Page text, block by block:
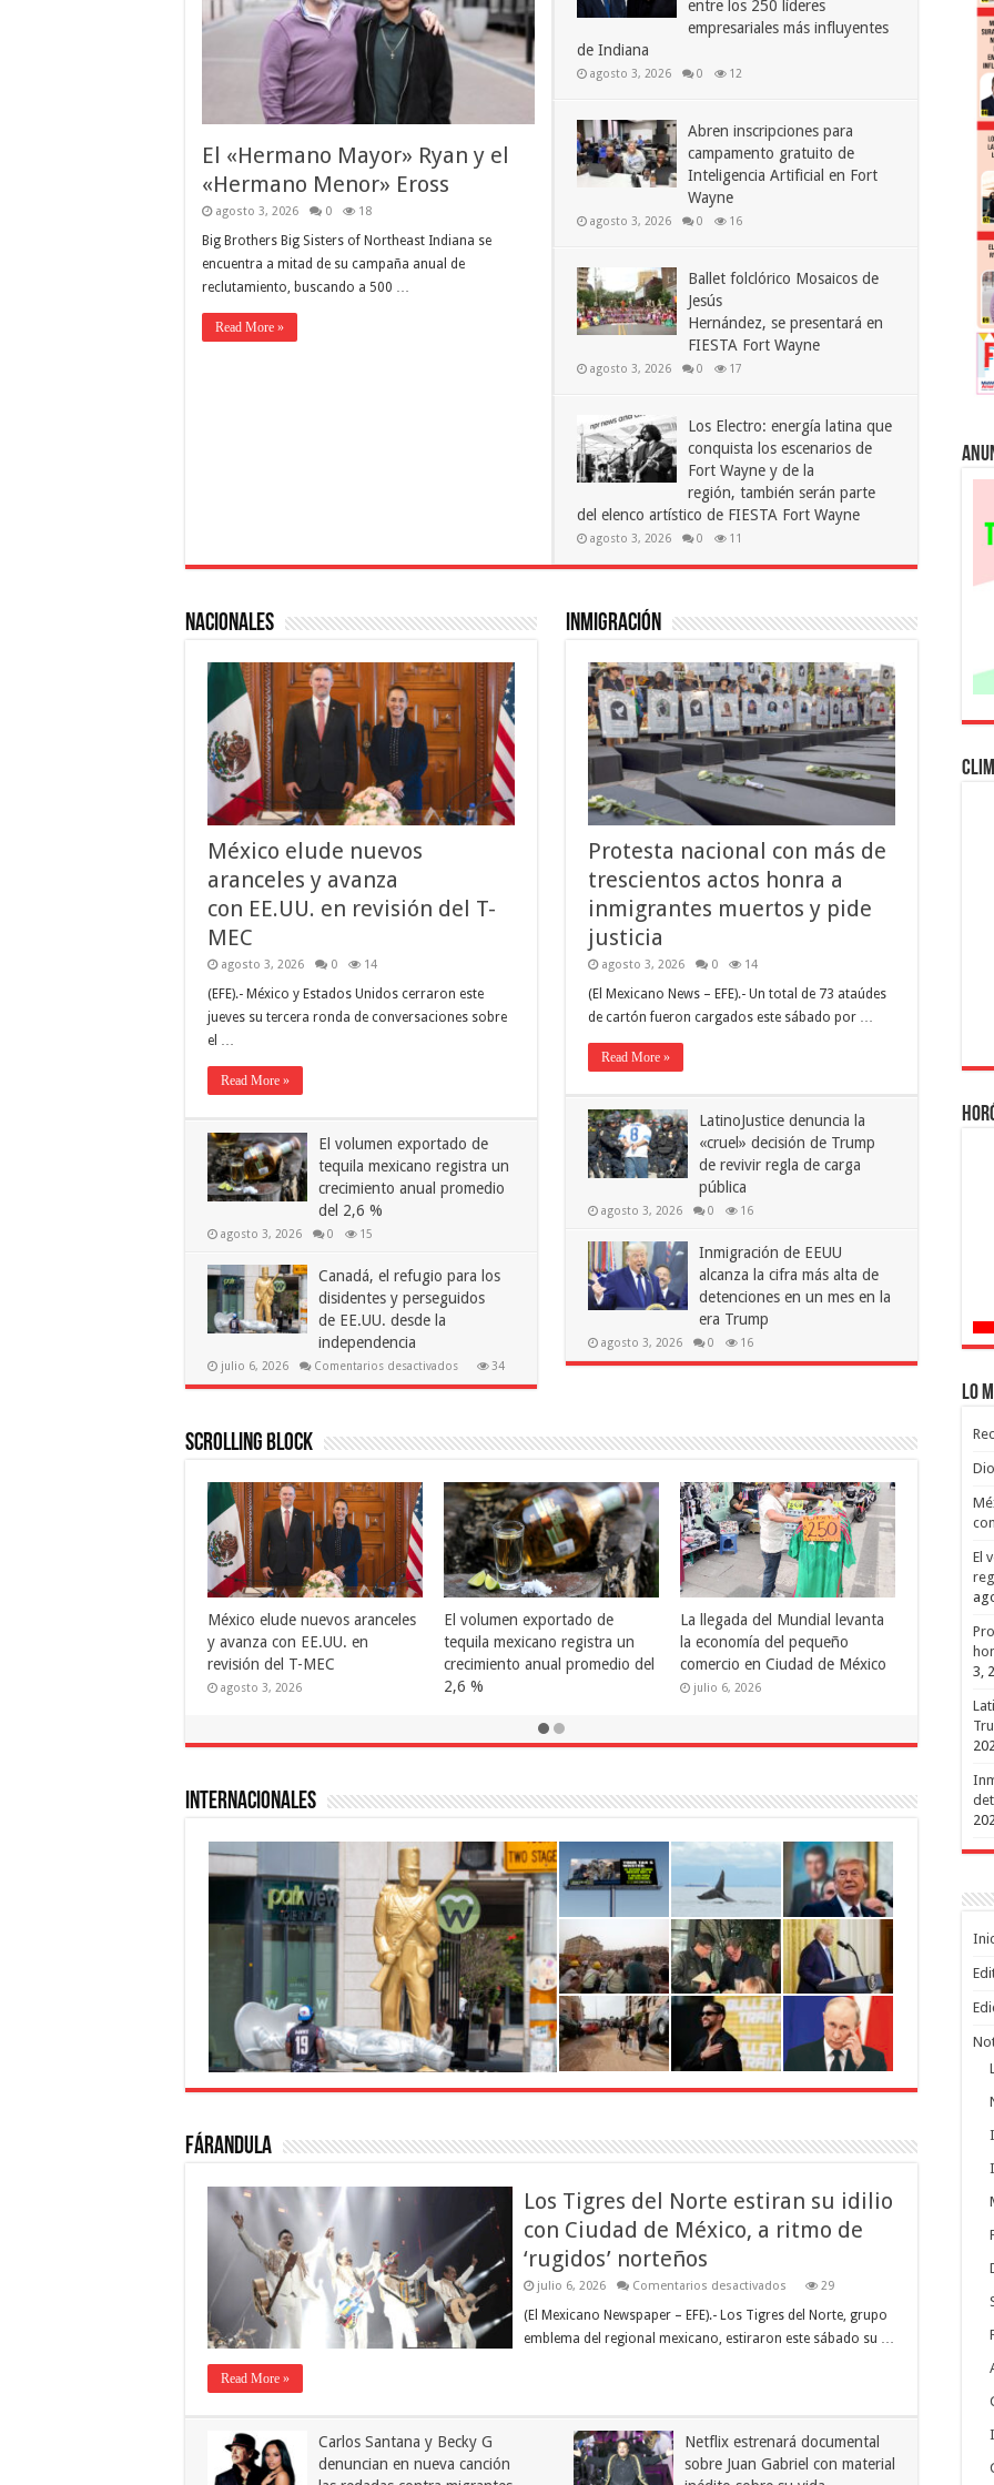
El «Hermano Mayor» Ryan y el
«Hermano Menor» Eross
agosto 3, 2026 0 18
Big Brothers Big Sisters of Northeast Indiana se
encuentra a mitad de su campaña anual de
reclutamiento, buscando a 500 …
Read More »
entre los 250 líderes
empresariales más influyentes
de Indiana
agosto 3, 2026 0 12
Abren inscripciones para
campamento gratuito de
Inteligencia Artificial en Fort
Wayne
agosto 3, 2026 0 16
Ballet folclórico Mosaicos de
Jesús
Hernández, se presentará en
FIESTA Fort Wayne
agosto 3, 2026 0 17
Los Electro: energía latina que
conquista los escenarios de
Fort Wayne y de la
región, también serán parte
del elenco artístico de FIESTA Fort Wayne
agosto 3, 2026 0 11
Nacionales
México elude nuevos
aranceles y avanza
con EE.UU. en revisión del T-
MEC
agosto 3, 2026 0 14
(EFE).- México y Estados Unidos cerraron este
jueves su tercera ronda de conversaciones sobre
el …
Read More »
El volumen exportado de
tequila mexicano registra un
crecimiento anual promedio
del 2,6 %
agosto 3, 2026 0 15
Canadá, el refugio para los
disidentes y perseguidos
de EE.UU. desde la
independencia
julio 6, 2026 Comentarios desactivadosen
el
disidentes
de EE.UU. desde
la
independencia
34
Inmigración
Protesta nacional con más de
trescientos actos honra a
inmigrantes muertos y pide
justicia
agosto 3, 2026 0 14
(El Mexicano News – EFE).- Un total de 73 ataúdes
de cartón fueron cargados este sábado por …
Read More »
LatinoJustice denuncia la
«cruel» decisión de Trump
de revivir regla de carga
pública
agosto 3, 2026 0 16
Inmigración de EEUU
alcanza la cifra más alta de
detenciones en un mes en la
era Trump
agosto 3, 2026 0 16
Scrolling Block
Autoridades otorgan el registro
de la marca ‘Pato Merlín’ a su
propietaria en México
julio 6, 2026
México y EE.UU. concluyen
ronda «constructiva y franca»
de revisión del T-MEC
junio 8, 2026
México alcanza nuevo máximo
de 40.871 millones de dólares
de inversión extranjera en 2025
marzo 9, 2026
Internacionales
Fárandula
Los Tigres del Norte estiran su idilio
con Ciudad de México, a ritmo de
‘rugidos’ norteños
julio 6, 2026 Comentarios desactivados
Tigres
Norte
México,
a
ritmo
29
(El Mexicano Newspaper – EFE).- Los Tigres del Norte, grupo
emblema del regional mexicano, estiraron este sábado su …
Read More »
Carlos Santana y Becky G
denuncian en nueva canción
Netflix estrenará documental
sobre Juan Gabriel con material
Lo
El
3,